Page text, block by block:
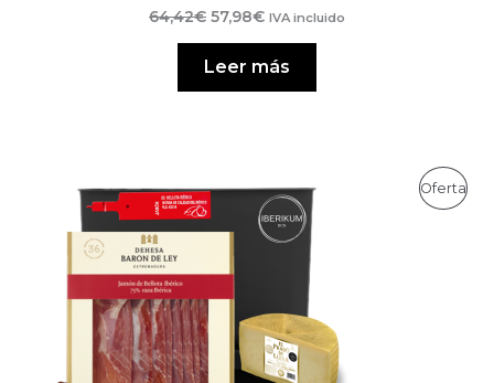
64,42€ El
era:
64,42€.
57,98€El
actual
es:
57,98€.
IVA incluido
Leer más
Oferta